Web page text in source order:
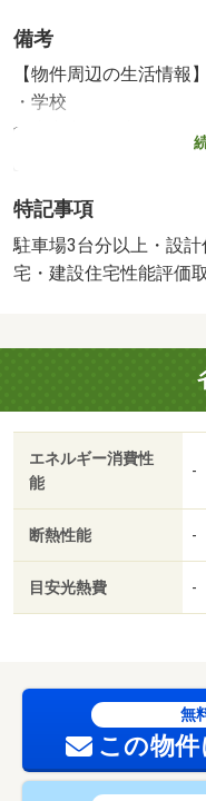
備考
【物件周辺の生活情報】
・学校
合志市立西合志東小学
コンビニ（710m）
・その他施設
私立さくらんぼ第二保
建築確認：有/NO.第
販売戸数：1戸
述べ床面積：86.12m2
特記事項
駐車場3台分以上・設
宅・建設住宅性能評価
エネルギー消費性
能
-
断熱性能 -
目安光熱費 -
無
この物